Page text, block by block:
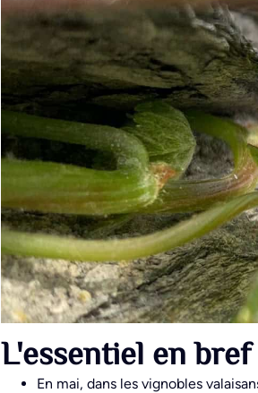
L'essentiel en bref
En mai, dans les vignobles